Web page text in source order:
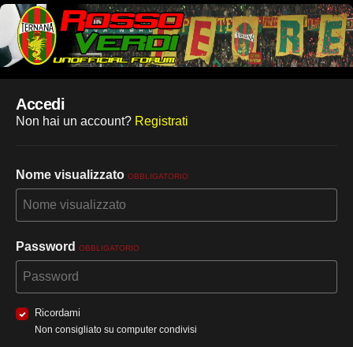
Accedi
Non hai un account? Registrati
Nome visualizzato OBBLIGATORIO
Password OBBLIGATORIO
Ricordami
Non consigliato su computer condivisi